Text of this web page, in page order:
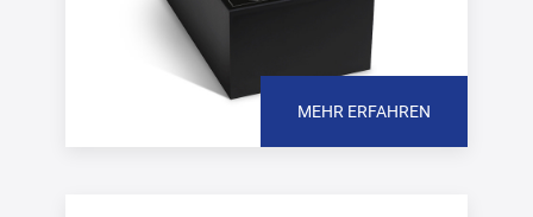
MEHR ERFAHREN